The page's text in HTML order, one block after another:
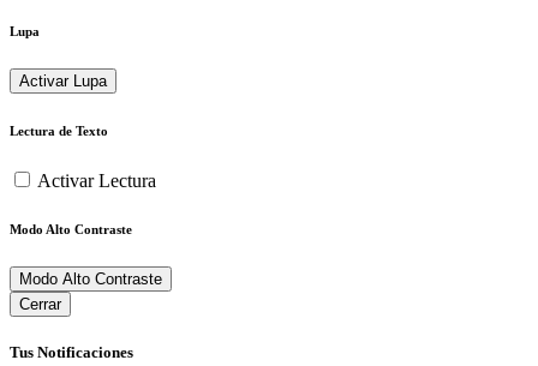
Lupa
Activar Lupa
Lectura de Texto
Activar Lectura
Modo Alto Contraste
Modo Alto Contraste
Cerrar
Tus Notificaciones